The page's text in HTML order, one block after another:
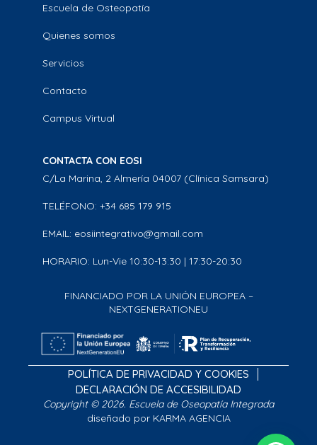
Escuela de Osteopatía
Quienes somos
Servicios
Contacto
Campus Virtual
CONTACTA CON EOSI
C/La Marina, 2 Almería 04007 (Clínica Samsara)
TELÉFONO: +34 685 179 915
EMAIL: eosiintegrativo@gmail.com
HORARIO: Lun-Vie 10:30-13:30 | 17:30-20:30
FINANCIADO POR LA UNIÓN EUROPEA –
NEXTGENERATIONEU
POLÍTICA DE PRIVACIDAD Y COOKIES
DECLARACIÓN DE ACCESIBILIDAD
Copyright © 2026. Escuela de Oseopatía Integrada
diseñado por KARMA AGENCIA